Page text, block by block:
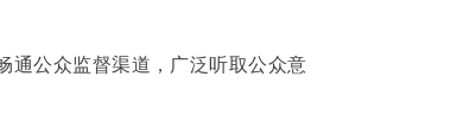
通公众监督渠道，广泛听取公众意